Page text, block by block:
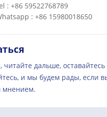
: +86 59522768789
: +86 15980018650
читайте дальше, оставайтесь
и мы будем рады, если
мнением.